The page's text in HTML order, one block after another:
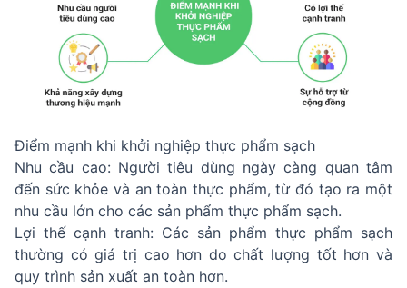
Điểm mạnh khi khởi nghiệp thực phẩm sạch
Nhu cầu cao: Người tiêu dùng ngày càng quan tâm
đến sức khỏe và an toàn thực phẩm, từ đó tạo ra một
nhu cầu lớn cho các sản phẩm thực phẩm sạch.
Lợi thế cạnh tranh: Các sản phẩm thực phẩm sạch
thường có giá trị cao hơn do chất lượng tốt hơn và
quy trình sản xuất an toàn hơn.